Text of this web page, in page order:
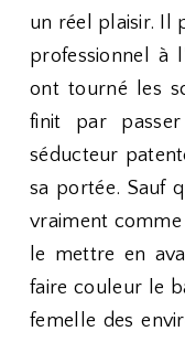
un réel plaisir. Il
professionnel à
ont tourné les
finit par
séducteur
sa portée. Sauf
vraiment
le mettre en
faire couleur le
femelle des